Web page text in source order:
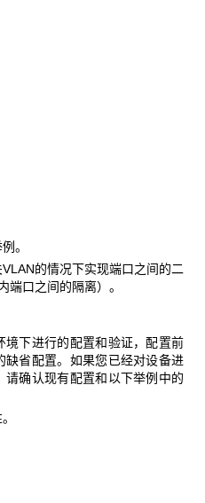
。
的情况下实现端口之间的二
端口之间的隔离）。
下进行的配置和验证，配置前
省配置。如果您已经对设备进
确认现有配置和以下举例中的